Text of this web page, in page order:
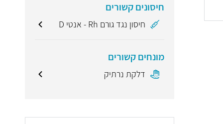
חיסונים קשורים
חיסון נגד גורם Rh - אנטי D
מונחים קשורים
דלקת נרתיק